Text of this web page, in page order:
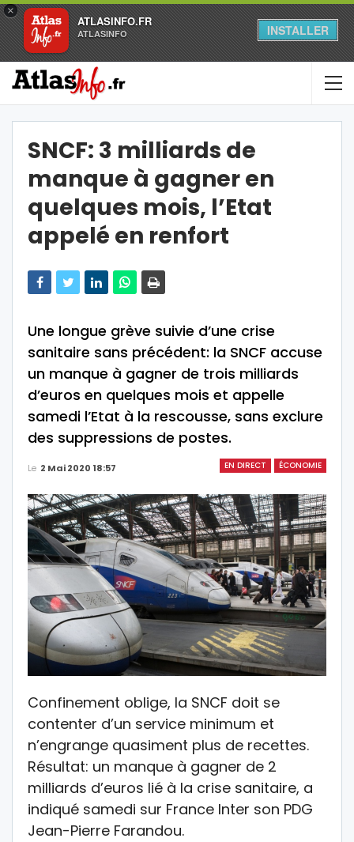
×
ATLASINFO.FR
ATLASINFO INSTALLER
SNCF: 3 milliards de
manque à gagner en
quelques mois, l’Etat
appelé en renfort
Une longue grève suivie d’une crise
sanitaire sans précédent: la SNCF accuse
un manque à gagner de trois milliards
d’euros en quelques mois et appelle
samedi l’Etat à la rescousse, sans exclure
des suppressions de postes.
EN DIRECT ÉCONOMIE
Le 2 Mai 2020 18:57
Confinement oblige, la SNCF doit se
contenter d’un service minimum et
n’engrange quasiment plus de recettes.
Résultat: un manque à gagner de 2
milliards d’euros lié à la crise sanitaire, a
indiqué samedi sur France Inter son PDG
Jean-Pierre Farandou.